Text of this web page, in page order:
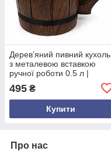
Дерев’яний пивний кухоль
з металевою вставкою
ручної роботи 0.5 л |
Келих для пива
495 ₴
Купити
Про нас